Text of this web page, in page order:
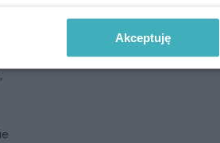
Akceptuję